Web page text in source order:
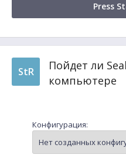
Press
StR
Пойдет ли
компьютере
Конфигурация: